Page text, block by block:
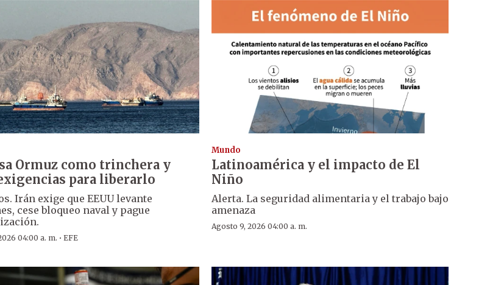
Ormuz como trinchera y
para liberarlo
Irán exige que EEUU levante
cese bloqueo naval y pague
04:00 a. m. ·EFE
Mundo
Latinoamérica y el impacto de El
Niño
Alerta. La seguridad alimentaria y el trabajo bajo
amenaza
Agosto 9, 2026 04:00 a. m.